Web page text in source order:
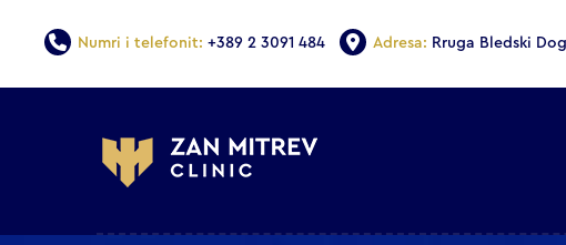
Numri i telefonit: +389 2 3091 484 Adresa: Rruga Bledski